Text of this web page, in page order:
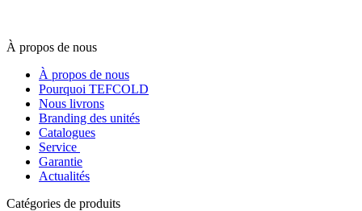
À propos de nous
À propos de nous
Pourquoi TEFCOLD
Nous livrons
Branding des unités
Catalogues
Service
Garantie
Actualités
Catégories de produits